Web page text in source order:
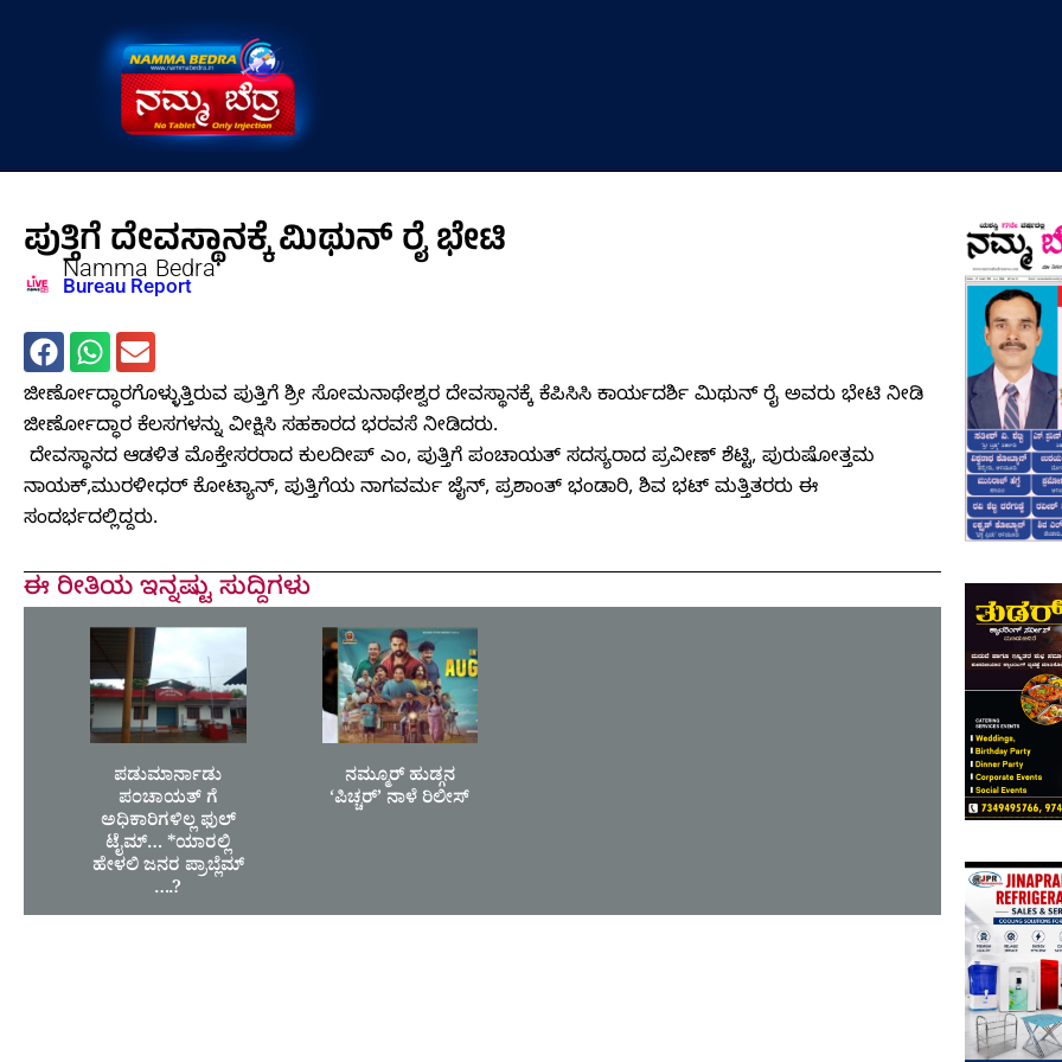
ಪುತ್ತಿಗೆ ದೇವಸ್ಥಾನಕ್ಕೆ ಮಿಥುನ್ ರೈ ಭೇಟಿ
Namma Bedra
Bureau Report
ಜೀರ್ಣೋದ್ಧಾರಗೊಳ್ಳುತ್ತಿರುವ ಪುತ್ತಿಗೆ ಶ್ರೀ ಸೋಮನಾಥೇಶ್ವರ ದೇವಸ್ಥಾನಕ್ಕೆ ಕೆಪಿಸಿಸಿ ಕಾರ್ಯದರ್ಶಿ ಮಿಥುನ್ ರೈ ಅವರು ಭೇಟಿ ನೀಡಿ
ಜೀರ್ಣೋದ್ಧಾರ ಕೆಲಸಗಳನ್ನು ವೀಕ್ಷಿಸಿ ಸಹಕಾರದ ಭರವಸೆ ನೀಡಿದರು.
‌ ದೇವಸ್ಥಾನದ ಆಡಳಿತ ಮೊಕ್ತೇಸರರಾದ ಕುಲದೀಪ್ ಎಂ, ಪುತ್ತಿಗೆ ಪಂಚಾಯತ್ ಸದಸ್ಯರಾದ ಪ್ರವೀಣ್ ಶೆಟ್ಟಿ, ಪುರುಷೋತ್ತಮ
ನಾಯಕ್,ಮುರಳೀಧರ್ ಕೋಟ್ಯಾನ್, ಪುತ್ತಿಗೆಯ ನಾಗವರ್ಮ ಜೈನ್, ಪ್ರಶಾಂತ್ ಭಂಡಾರಿ, ಶಿವ ಭಟ್ ಮತ್ತಿತರರು ಈ
ಸಂದರ್ಭದಲ್ಲಿದ್ದರು.
ಈ ರೀತಿಯ ಇನ್ನಷ್ಟು ಸುದ್ದಿಗಳು
ಪಡುಮಾರ್ನಾಡು
ಪಂಚಾಯತ್ ಗೆ
ಅಧಿಕಾರಿಗಳಿಲ್ಲ ಫುಲ್
ಟೈಮ್… *ಯಾರಲ್ಲಿ
ಹೇಳಲಿ ಜನರ ಪ್ರಾಬ್ಲೆಮ್
….?
ನಮ್ಮೂರ್ ಹುಡ್ಗನ
‘ಪಿಚ್ಚರ್’ ನಾಳೆ ರಿಲೀಸ್